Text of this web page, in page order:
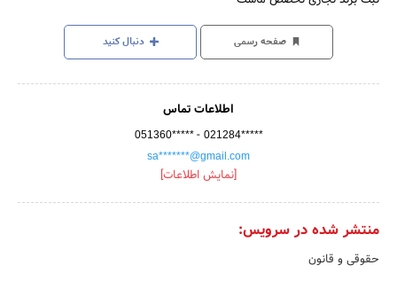
صفحه رسمی دنبال کنید
اطلاعات تماس
051360***** - 021284*****
sa*******@gmail.com
[نمایش اطلاعات]
منتشر شده در سرویس:
حقوقی و قانون